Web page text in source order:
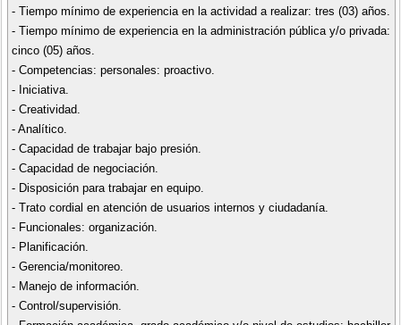
- Tiempo mínimo de experiencia en la actividad a realizar: tres (03) años.
- Tiempo mínimo de experiencia en la administración pública y/o privada:
cinco (05) años.
- Competencias: personales: proactivo.
- Iniciativa.
- Creatividad.
- Analítico.
- Capacidad de trabajar bajo presión.
- Capacidad de negociación.
- Disposición para trabajar en equipo.
- Trato cordial en atención de usuarios internos y ciudadanía.
- Funcionales: organización.
- Planificación.
- Gerencia/monitoreo.
- Manejo de información.
- Control/supervisión.